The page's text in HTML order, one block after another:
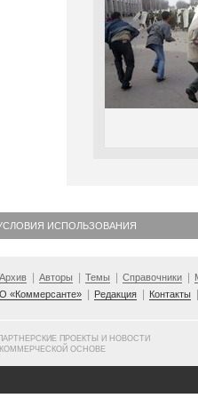
ИСПОЛЬЗОВАНИЯ
Архив Авторы Темы Справочники
О «Коммерсанте»
Редакция Контакты
ПРОЕКТЫ И НОВОСТИ
ОСНОВЕ